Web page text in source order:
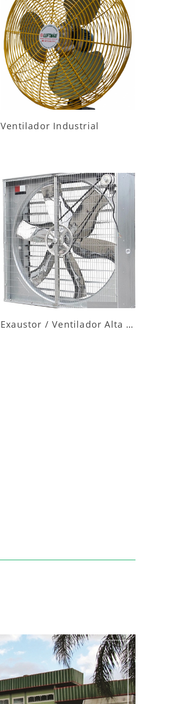
MAIS INFORMAÇÕES
Ventilador Industrial
MAIS INFORMAÇÕES
Exaustor / Ventilador Alta Vazão